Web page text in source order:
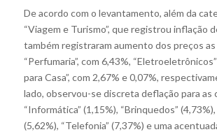
De acordo com o levantamento, além da
“Viagem e Turismo”, que registrou inflação
também registraram aumento dos preços
“Perfumaria”, com 6,43%,
para Casa”, com 2,67% e 0,07%,
lado, observou-se discreta deflação para as
“Informática” (1,15%), “Brinquedos”
(5,62%), “Telefonia” (7,37%) e uma